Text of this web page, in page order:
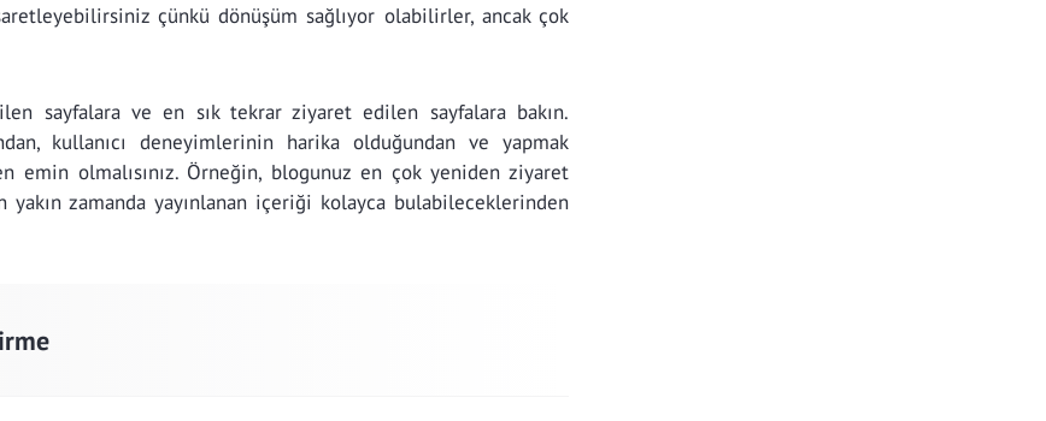
çünkü dönüşüm sağlıyor olabilirler, ancak çok
sayfalara ve en sık tekrar ziyaret edilen sayfalara bakın.
kullanıcı deneyimlerinin harika olduğundan ve yapmak
olmalısınız. Örneğin, blogunuz en çok yeniden ziyaret
zamanda yayınlanan içeriği kolayca bulabileceklerinden